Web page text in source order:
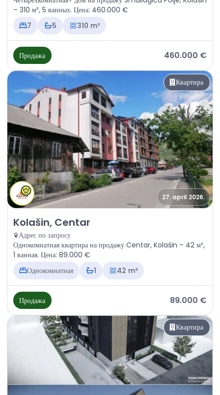
– 310 м², 5 ванных. Цена: 460.000 €
7
5 310 m²
Продажа 460.000 €
Квартира
27. april 2026.
Продажа - Квартира Kolašin, Centar
Kolašin, Centar
Адрес по запросу
Однокомнатная квартира на продажу Centar, Kolašin – 42 м²,
1 ванная. Цена: 89.000 €
Однокомнатная
1 42 m²
Продажа 89.000 €
Квартира